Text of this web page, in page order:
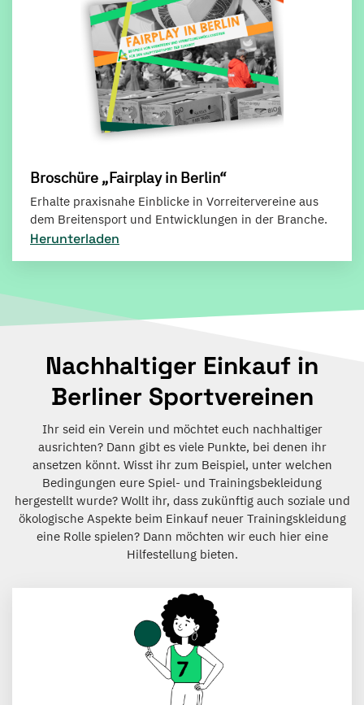
Broschüre „Fairplay in Berlin“
Erhalte praxisnahe Einblicke in Vorreitervereine aus
dem Breitensport und Entwicklungen in der Branche.
Herunterladen
Nachhaltiger Einkauf in
Berliner Sportvereinen
Ihr seid ein Verein und möchtet euch nachhaltiger
ausrichten? Dann gibt es viele Punkte, bei denen ihr
ansetzen könnt. Wisst ihr zum Beispiel, unter welchen
Bedingungen eure Spiel- und Trainingsbekleidung
hergestellt wurde? Wollt ihr, dass zukünftig auch soziale und
ökologische Aspekte beim Einkauf neuer Trainingskleidung
eine Rolle spielen? Dann möchten wir euch hier eine
Hilfestellung bieten.